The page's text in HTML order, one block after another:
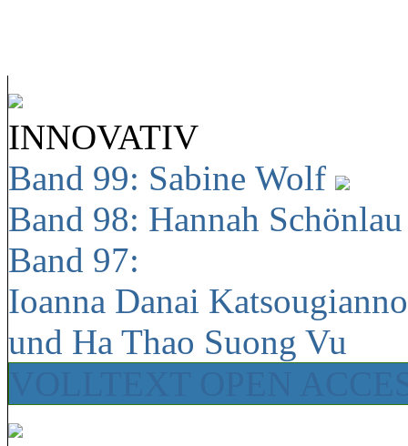
INNOVATIV
Band 99: Sabine Wolf
Band 98: Hannah
Band 97:
Ioanna Danai
und Ha Thao Suong Vu